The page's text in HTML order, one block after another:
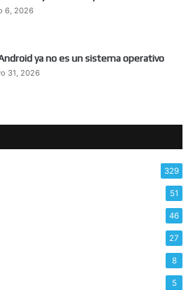
6, 2026
ya no es un sistema operativo
31, 2026
329
51
46
27
8
5